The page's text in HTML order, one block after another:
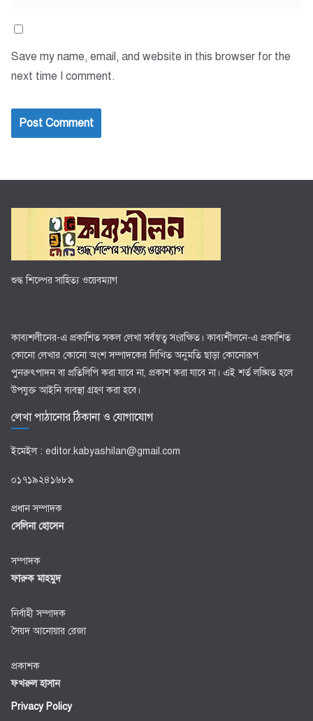
Save my name, email, and website in this browser for the
next time I comment.
শুদ্ধ শিল্পের সাহিত্য ওয়েবম্যাগ
কাব্যশলীনের-এ প্রকাশিত সকল লেখা সর্বস্বত্ব সংরক্ষিত। কাব্যশীলনে-এ প্রকাশিত
কোনো লেখার কোনো অংশ সম্পাদকের লিখিত অনুমতি ছাড়া কোনোরূপ
পুনরুৎপাদন বা প্রতিলিপি করা যাবে না, প্রকাশ করা যাবে না। এই শর্ত লঙ্ঘিত হলে
উপযুক্ত আইনি ব্যবস্থা গ্রহণ করা হবে।
লেখা পাঠানোর ঠিকানা ও যোগাযোগ
ইমেইল : editor.kabyashilan@gmail.com
০১৭১৯২৪১৬৮৯
প্রধান সম্পাদক
সেলিনা হোসেন
সম্পাদক
ফারুক মাহমুদ
নির্বাহী সম্পাদক
সৈয়দ আনোয়ার রেজা
প্রকাশক
ফখরুল হাসান
Privacy Policy